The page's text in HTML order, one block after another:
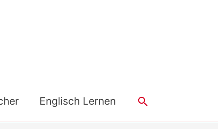
Englisch Lernen Search